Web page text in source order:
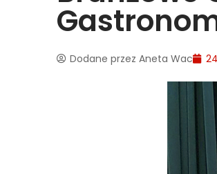
Dodane przez Aneta Wac